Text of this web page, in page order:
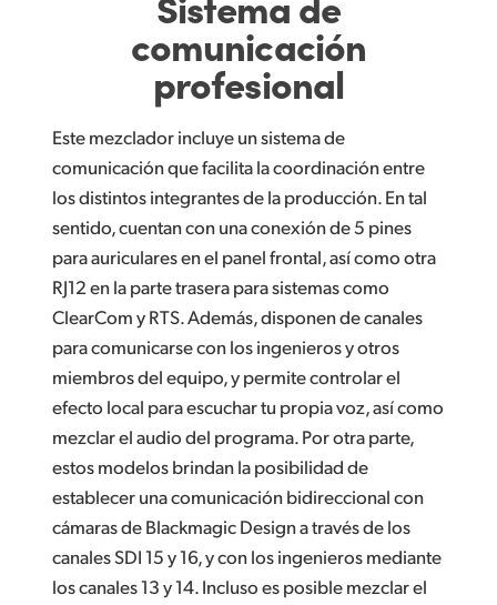
comunicación
profesional
Este mezclador incluye un sistema de
comunicación que facilita la coordinación entre
los distintos integrantes de la producción. En tal
sentido, cuentan con una conexión de 5 pines
para auriculares en el panel frontal, así como otra
RJ12 en la parte trasera para sistemas como
ClearCom y RTS. Además, disponen de canales
para comunicarse con los ingenieros y otros
miembros del equipo, y permite controlar el
efecto local para escuchar tu propia voz, así como
mezclar el audio del programa. Por otra parte,
estos modelos brindan la posibilidad de
establecer una comunicación bidireccional con
cámaras de Blackmagic Design a través de los
canales SDI 15 y 16, y con los ingenieros mediante
los canales 13 y 14. Incluso es posible mezclar el